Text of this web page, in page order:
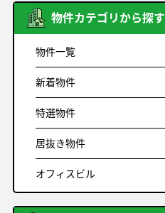
物件カテゴリから探す
物件一覧
新着物件
特選物件
居抜き物件
オフィスビル